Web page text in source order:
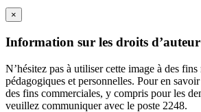
×
Information sur les droits d’auteur
N’hésitez pas à utiliser cette image à des
pédagogiques et personnelles. Pour en
des fins commerciales, y compris pour les
veuillez communiquer avec le poste 2248.